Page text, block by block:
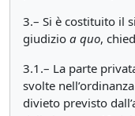
3.– Si è costituito il
giudizio a quo,
3.1.– La parte
svolte
divieto previsto